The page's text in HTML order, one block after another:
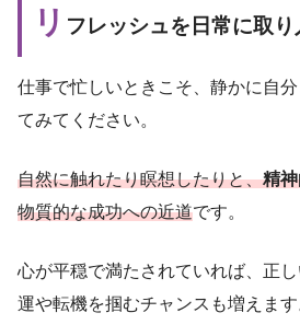
リ フレッシュを日常に取り
仕事で忙しいときこそ、静かに自
てみてください。
自然に触れたり瞑想したりと、精
物質的な成功への近道です。
心が平穏で満たされていれば、正
運や転機を掴むチャンスも増えます